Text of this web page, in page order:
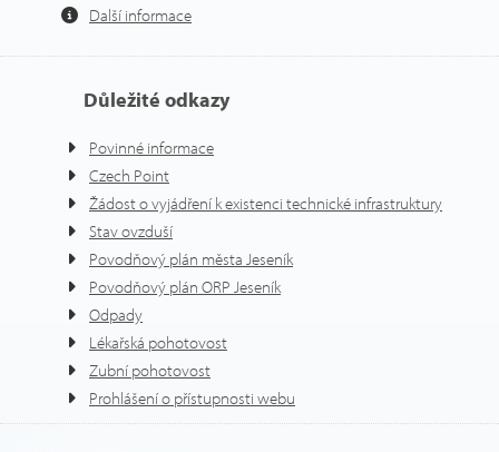
Další informace
Důležité odkazy
Povinné informace
Czech Point
Žádost o vyjádření k existenci technické infrastruktury
Stav ovzduší
Povodňový plán města Jeseník
Povodňový plán ORP Jeseník
Odpady
Lékařská pohotovost
Zubní pohotovost
Prohlášení o přístupnosti webu